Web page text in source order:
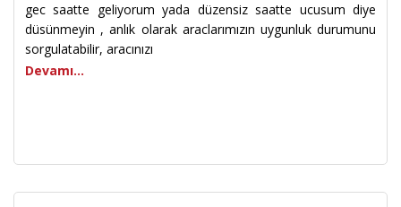
gec saatte geliyorum yada düzensiz saatte ucusum diye
düsünmeyin , anlık olarak araclarımızın uygunluk durumunu
sorgulatabilir, aracınızı
Devamı...